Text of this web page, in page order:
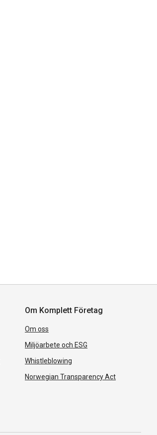
Om Komplett Företag
Om oss
Miljöarbete och ESG
Whistleblowing
Norwegian Transparency Act